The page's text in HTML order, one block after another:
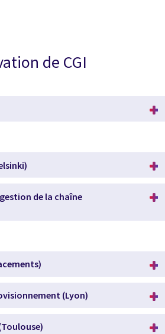
de CGI
gestion de la chaîne
(Lyon)